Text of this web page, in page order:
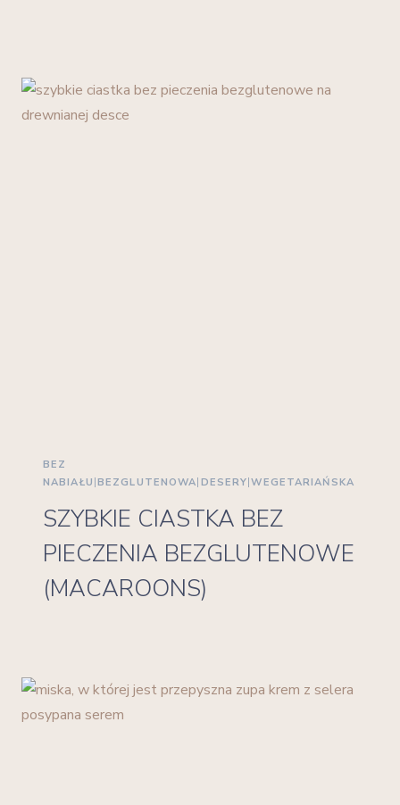
BEZ
NABIAŁU |BEZGLUTENOWA| DESERY|WEGETARIAŃSKA
SZYBKIE CIASTKA BEZ
PIECZENIA BEZGLUTENOWE
(MACAROONS)